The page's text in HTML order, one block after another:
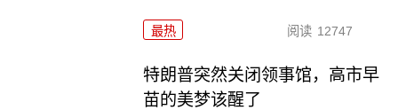
最热 阅读 12747
特朗普突然关闭领事馆，高市早
苗的美梦该醒了